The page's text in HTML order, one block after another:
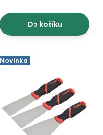
Do košíku
Novinka